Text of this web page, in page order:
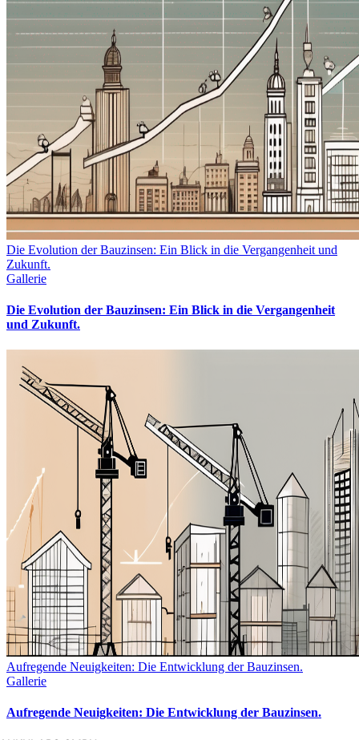
Die Evolution der Bauzinsen: Ein Blick in die Vergangenheit und
Zukunft.
Gallerie
Die Evolution der Bauzinsen: Ein Blick in die Vergangenheit
und Zukunft.
Aufregende Neuigkeiten: Die Entwicklung der Bauzinsen.
Gallerie
Aufregende Neuigkeiten: Die Entwicklung der Bauzinsen.